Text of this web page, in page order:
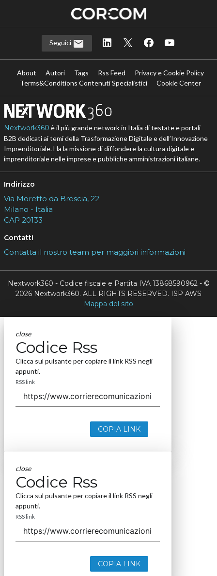
Seguici
About Autori Tags Rss Feed
Privacy e Cookie Policy
Terms&Conditions Contenuti Specialistici
Cookie Center
Nextwork360 è il più grande network in Italia di testate e portali
B2B dedicati ai temi della Trasformazione Digitale e dell’Innovazione
Imprenditoriale. Ha la missione di diffondere la cultura digitale e
imprenditoriale nelle imprese e pubbliche amministrazioni italiane.
Indirizzo
Via Moretto da Brescia, 22
Milano - Italia
CAP 20133
Contatti
Contatta il nostro team per maggiori informazioni
Nextwork360 - Codice fiscale e Partita IVA 13868590962 - ©
2026 Nextwork360. ALL RIGHTS RESERVED. ISP AWS
Mappa del sito
close
Codice Rss
Clicca sul pulsante per copiare il link RSS negli
appunti.
RSS link
COPIA LINK
close
Codice Rss
Clicca sul pulsante per copiare il link RSS negli
appunti.
RSS link
COPIA LINK